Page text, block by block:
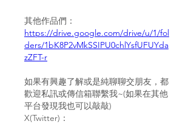
其他作品們：
https://drive.google.com/drive/u/1/fol
ders/1bK8P2vMkSSIPU0chlYsfUFUYda
zZFT-r
如果有興趣了解或是純聊聊交朋友，都
歡迎私訊或傳信箱聯繫我~(如果在其他
平台發現我也可以敲敲)
X(Twitter)：